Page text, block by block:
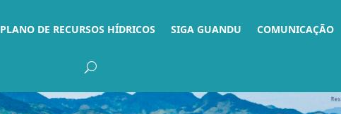
PLANO DE RECURSOS HÍDRICOS SIGA GUANDU
COMUNICAÇÃO